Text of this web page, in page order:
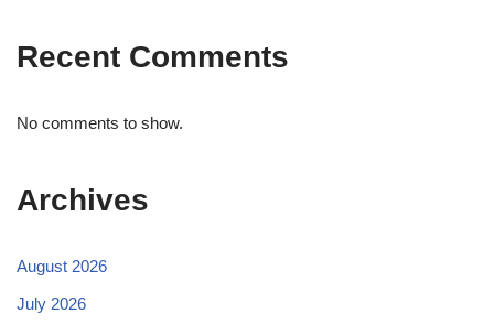
Recent Comments
No comments to show.
Archives
August 2026
July 2026